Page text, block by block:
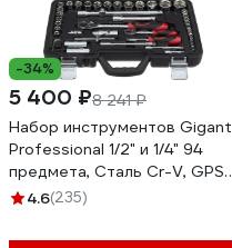
-34%
5 400 ₽8 241 ₽
Набор инструментов Gigant
Professional 1/2" и 1/4" 94
предмета, Сталь Cr-V, GPS
944.6(235)